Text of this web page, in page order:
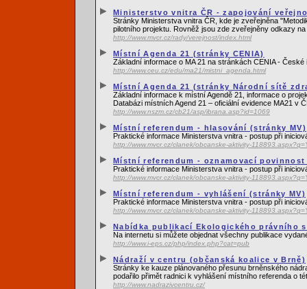
Ministerstvo vnitra ČR - zapojování
Stránky Ministerstva vnitra ČR, kde je zveřejněna
pilotního projektu. Rovněž jsou zde zveřejněny odkazy
http://www.mvcr.cz/rady/verejnost/index.html
Místní Agenda 21 (stránky CENIA)
Základní informace o MA 21 na stránkách CENIA -
http://www.ceu.cz/edu/ma21/mistni_agenda.html
Místní Agenda 21 (stránky Národní sítě
Základní informace k místní Agendě 21, informace o
Databázi místních Agend 21 – oficiální evidence MA21 v
http://www.nszm.cz/cb21/asp/ibrana.asp?id=1069
Místní referendum - hlasování (stránky MV)
Praktické informace Ministerstva vnitra - postup při
http://www.mvcr.cz/clanek/obcanske-aktivity-
Místní referendum - oznamovací povinnost
Praktické informace Ministerstva vnitra - postup při
http://www.mvcr.cz/clanek/obcanske-aktivity-
Místní referendum - vyhlášení (stránky MV)
Praktické informace Ministerstva vnitra - postup při
http://www.mvcr.cz/clanek/obcanske-aktivity-
Nabídka publikací Ekologického právního
Na internetu si můžete objednat všechny publikace
http://www.i-eps.cz/php/index.php?cat=pub
Nádraží v centru (občanská koalice v Brně)
Stránky ke kauze plánovaného přesunu brněnského
podařilo přimět radnici k vyhlášení místního referenda o
http://www.nadrazivcentru.cz/